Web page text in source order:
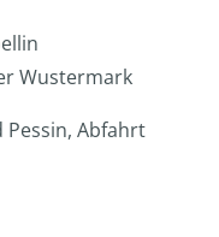
Wustermark
Pessin, Abfahrt